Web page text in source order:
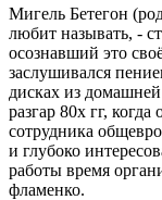
Мигель Бетегон
любит называть, -
осознавший это
заслушивался
дисках из домашней
разгар 80х гг,
сотрудника
и глубоко
работы время
фламенко.